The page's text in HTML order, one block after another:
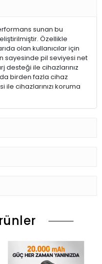
sunan bu
Özellikle
olan kullanıcılar için
sayesinde pil seviyesi net
desteği ile cihazlarınız
birden fazla cihaz
cihazlarınızı koruma